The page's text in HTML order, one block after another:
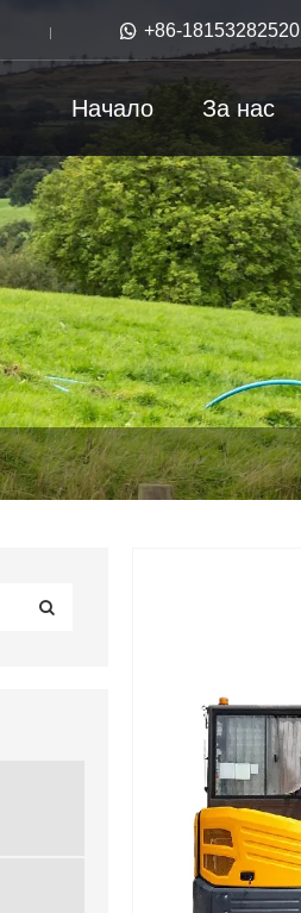
+86-18153282520
Начало За нас